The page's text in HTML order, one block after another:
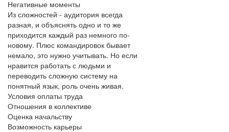
Негативные моменты
Из сложностей - аудитория всегда
разная, и объяснять одно и то же
приходится каждый раз немного по-
новому. Плюс командировок бывает
немало, это нужно учитывать. Но если
нравится работать с людьми и
переводить сложную систему на
понятный язык, роль очень живая.
Условия оплаты труда
Отношения в коллективе
Оценка начальству
Возможность карьеры